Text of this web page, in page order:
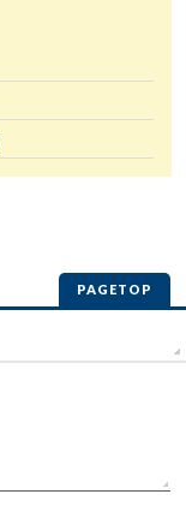
PAGETOP